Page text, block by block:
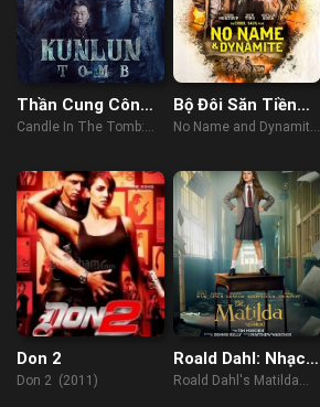
Thần Cung Côn
Luân
Candle In The Tomb:
Bộ Đôi Săn Tiền
Thưởng
No Name and Dynamite
Don 2
Don 2 (2011)
Roald Dahl: Nhạc
Kịch Matilda
Roald Dahl's Matilda